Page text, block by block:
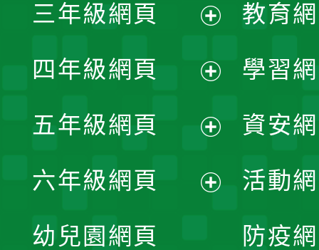
選
單
開
選
單
三年級網頁
開
選
單
四年級網頁
開
選
五年級網頁
開
六年級網頁
幼兒園網頁
教育
學習
資安
活動
防疫